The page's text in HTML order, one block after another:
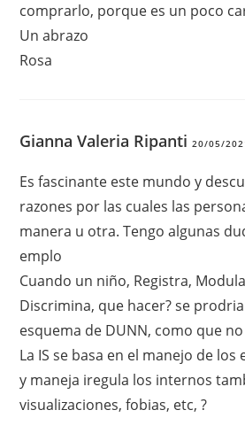
comprarlo, porque es un poco
Un abrazo
Rosa
Gianna Valeria Ripanti20/05/
Es fascinante este mundo y
razones por las cuales las
manera u otra. Tengo algunas
emplo
Cuando un niño, Registra,
Discrimina, que hacer? se
esquema de DUNN, como que no
La IS se basa en el manejo de
y maneja iregula los internos
visualizaciones, fobias, etc, ?